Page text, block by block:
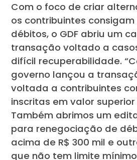
Com o foco de criar
os contribuintes
débitos, o GDF abriu um
transação voltado a
difícil recuperabilidade.
governo lançou a
voltada a contribuintes
inscritas em valor superior
Também abrimos um
para renegociação de
acima de R$ 300 mil e
que não tem limite